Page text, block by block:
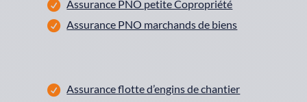
Assurance PNO petite Copropriété
Assurance PNO marchands de biens
Assurance flotte d’engins de chantier